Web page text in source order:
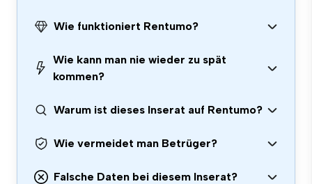
Wie funktioniert Rentumo?
Wie kann man nie wieder zu spät
kommen?
Warum ist dieses Inserat auf Rentumo?
Wie vermeidet man Betrüger?
Falsche Daten bei diesem Inserat?